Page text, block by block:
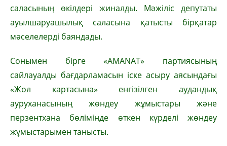
саласының өкілдері жиналды. Мәжіліс депутаты
ауылшаруашылық саласына қатысты бірқатар
мәселелерді баяндады.
Сонымен бірге «AMANAT» партиясының
сайлауалды бағдарламасын іске асыру аясындағы
«Жол картасына» енгізілген аудандық
ауруханасының жөндеу жұмыстары және
перзентхана бөлімінде өткен күрделі жөндеу
жұмыстарымен танысты.